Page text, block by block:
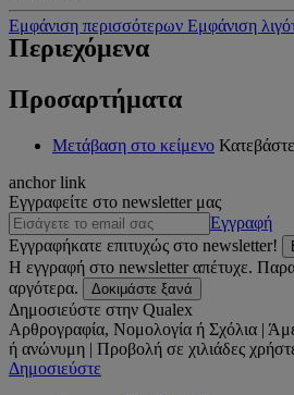
Εμφάνιση περισσότερων Εμφάνιση
Περιεχόμενα
Προσαρτήματα
Μετάβαση στο κείμενο
anchor link
Εγγραφείτε στο newsletter μας
Εγγραφή
Εγγραφήκατε επιτυχώς στο newsletter!
Η εγγραφή στο newsletter απέτυχε.
αργότερα.
Δοκιμάστε ξανά
Δημοσιεύστε στην Qualex
Αρθρογραφία, Νομολογία ή Σχόλια |
ή ανώνυμη | Προβολή σε χιλιάδες
Δημοσιεύστε